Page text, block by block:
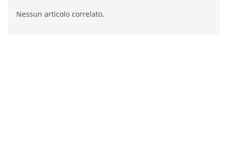
Nessun articolo correlato.